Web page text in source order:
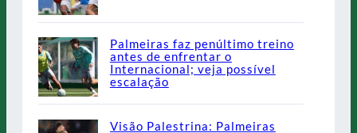
Palmeiras faz penúltimo treino
antes de enfrentar o
Internacional; veja possível
escalação
Visão Palestrina: Palmeiras